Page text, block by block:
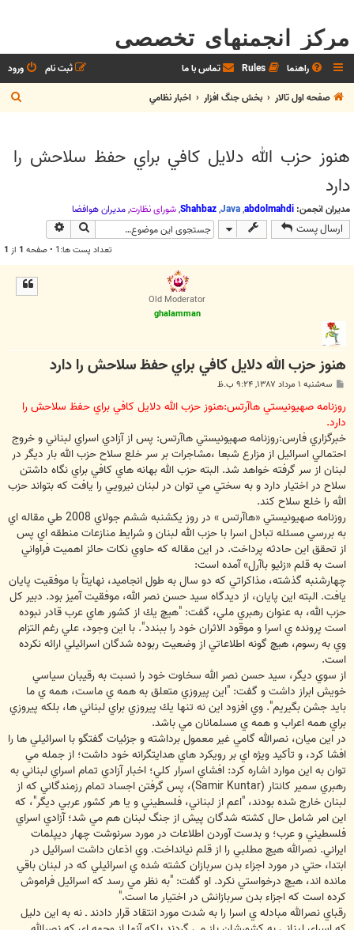
مرکز انجمنهای تخصصی
راهنما Rules تماس با ما ورود
ثبت نام
صفحه اول تالار
بخش جنگ افزار اخبار نظامي
س
هنوز حزب الله دلايل كافي براي حفظ سلاحش را
دارد
مدیران انجمن: abdolmahdi
,
Java
,
Shahbaz
,شوراي نظارت,مديران هوافضا
ارسال پست جستجو
تعداد پست ها:1 • صفحه 1 از 1
Old Moderator
ghalamman
هنوز حزب الله دلايل كافي براي حفظ سلاحش را دارد
ت
سه‌شنبه ۱ مرداد ۱۳۸۷, ۹:۲۴ ب.ظ
روزنامه صهيونيستي هاآرتس:هنوز حزب الله دلايل كافي براي حفظ سلاحش را
دارد.
خبرگزاري فارس:روزنامه صهيونيستي هاآرتس: پس از آزادي اسراي لبناني و خروج
احتمالي اسرائيل از مزارع شبعا ،مشاجرات بر سر خلع سلاح حزب الله بار ديگر در
لبنان از سر گرفته خواهد شد. البته حزب الله بهانه هاي كافي براي نگاه داشتن
سلاح در اختيار دارد و به سختي مي توان در لبنان نيرويي را يافت كه بتواند حزب
الله را خلع سلاح كند.
روزنامه صهيونيستي «هاآرتس » در روز يكشنبه ششم جولاي 2008 طي مقاله اي
به بررسي مسئله تبادل اسرا با حزب الله لبنان و شرايط منازعات منطقه اي پس
از تحقق اين حادثه پرداخت. در اين مقاله كه حاوي نكات حائز اهميت فراواني
است به قلم «زئيو باآرل» آمده است:
چهارشنبه گذشته، مذاكراتي كه دو سال به طول انجاميد، نهايتاً با موفقيت پايان
يافت. البته اين پايان، از ديدگاه سيد حسن نصر الله، موفقيت آميز بود. دبير كل
حزب الله، به عنوان رهبري ملي، گفت: "هيچ يك از كشور هاي عرب قادر نبوده
است پرونده ي اسرا و موقود الاثران خود را ببندد". با اين وجود، علي رغم التزام
وي به رسوم، هيچ گونه اطلاعاتي از وضعيت ربوده شدگان اسرائيلي ارائه نكرده
است.
از سوي ديگر، سيد حسن نصر الله سخاوت خود را نسبت به رقيبان سياسي
خويش ابراز داشت و گفت: "اين پيروزي متعلق به همه ي ماست، همه ي ما
بايد جشن بگيريم". وي افزود اين نه تنها يك پيروزي براي لبناني ها، بلكه پيروزي
براي همه اعراب و همه ي مسلمانان مي باشد.
در اين ميان، نصرالله گامي غير معمول برداشته و جزئيات گفتگو با اسرائيلي ها را
افشا كرد، و تأكيد ويژه اي بر رويكرد هاي هدايتگرانه خود داشت؛ از جمله مي
توان به اين موارد اشاره كرد: افشاي اسرار كلي؛ اخبار آزادي تمام اسراي لبناني به
رهبري سمير كانتار (Samir Kuntar)، پس گرفتن اجساد تمام رزمندگاني كه از
لبنان خارج شده بودند، "اعم از لبناني، فلسطيني و يا هر كشور عربي ديگر"، كه
اين امر شامل حال كشته شدگان پيش از جنگ لبنان هم مي شد؛ آزادي اسراي
فلسطيني و عرب؛ و بدست آوردن اطلاعات در مورد سرنوشت چهار ديپلمات
ايراني. نصرالله هيچ مطلبي را از قلم نيانداخت. وي اذعان داشت اسرائيل در
ابتدا، حتي در مورد اجزاء بدن سربازان كشته شده ي اسرائيلي كه در لبنان باقي
مانده اند، هيچ درخواستي نكرد. او گفت: "به نظر مي رسد كه اسرائيل فراموش
كرده است كه اجزاء بدن سربازانش در اختيار ما است."
رقباي نصرالله مبادله ي اسرا را به شدت مورد انتقاد قرار دادند ـ نه به اين دليل